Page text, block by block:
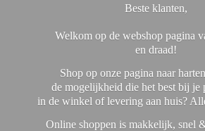
Beste klanten,
Welkom op de webshop pagina
en draad!
Shop op onze pagina naar
de mogelijkheid die het best bij je
in de winkel of levering aan huis?
Online shoppen is makkelijk, snel